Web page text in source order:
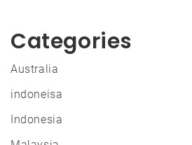
Categories
Australia
indoneisa
Indonesia